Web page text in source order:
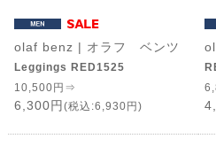
olaf benz | オラフ ベンツ
Leggings RED1525
10,500円⇒
6,300円 (税込:6,930円)